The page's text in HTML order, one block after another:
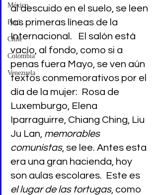
México
Perú
Chile
Colombia
Venezuela
al descuido en el suelo, se leen
las primeras líneas de la
Internacional.   El salón está
vacío, al fondo, como si a
penas fuera Mayo, se ven aún
textos conmemorativos por el
día de la mujer:  Rosa de
Luxemburgo, Elena
Iparraguirre, Chiang Ching, Liu
Ju Lan, memorables
comunistas, se lee. Antes esta
era una gran hacienda, hoy
son aulas escolares.  Este es
el lugar de las tortugas, como